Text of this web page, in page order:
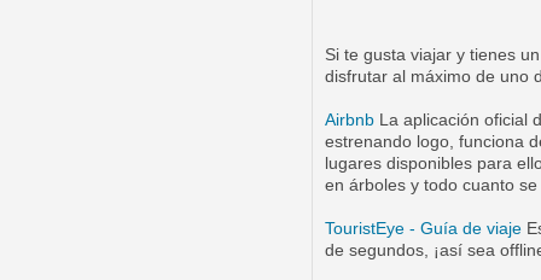
Si te gusta viajar y tienes
disfrutar al máximo de uno
Airbnb La aplicación oficial
estrenando logo, funciona
lugares disponibles para
en árboles y todo cuanto
TouristEye - Guía de viaje
de segundos, ¡así sea